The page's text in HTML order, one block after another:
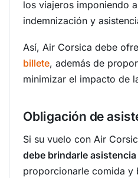
los viajeros imponiendo
indemnización y
Así, Air Corsica debe
billete, además de
minimizar el impacto de
Obligación de
Si su vuelo con Air
debe brindarle
proporcionarle comida y